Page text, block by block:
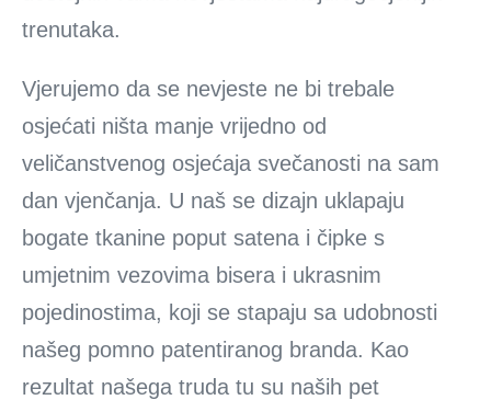
trenutaka.
Vjerujemo da se nevjeste ne bi trebale
osjećati ništa manje vrijedno od
veličanstvenog osjećaja svečanosti na sam
dan vjenčanja. U naš se dizajn uklapaju
bogate tkanine poput satena i čipke s
umjetnim vezovima bisera i ukrasnim
pojedinostima, koji se stapaju sa udobnosti
našeg pomno patentiranog branda. Kao
rezultat našega truda tu su naših pet